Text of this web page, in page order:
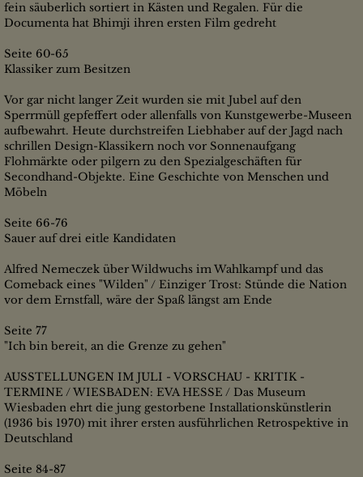
fein säuberlich sortiert in Kästen und Regalen. Für die
Documenta hat Bhimji ihren ersten Film gedreht
Seite 60-65
Klassiker zum Besitzen
Vor gar nicht langer Zeit wurden sie mit Jubel auf den
Sperrmüll gepfeffert oder allenfalls von Kunstgewerbe-Museen
aufbewahrt. Heute durchstreifen Liebhaber auf der Jagd nach
schrillen Design-Klassikern noch vor Sonnenaufgang
Flohmärkte oder pilgern zu den Spezialgeschäften für
Secondhand-Objekte. Eine Geschichte von Menschen und
Möbeln
Seite 66-76
Sauer auf drei eitle Kandidaten
Alfred Nemeczek über Wildwuchs im Wahlkampf und das
Comeback eines "Wilden" / Einziger Trost: Stünde die Nation
vor dem Ernstfall, wäre der Spaß längst am Ende
Seite 77
"Ich bin bereit, an die Grenze zu gehen"
AUSSTELLUNGEN IM JULI - VORSCHAU - KRITIK -
TERMINE / WIESBADEN: EVA HESSE / Das Museum
Wiesbaden ehrt die jung gestorbene Installationskünstlerin
(1936 bis 1970) mit ihrer ersten ausführlichen Retrospektive in
Deutschland
Seite 84-87